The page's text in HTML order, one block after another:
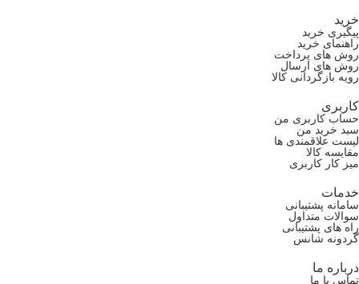
خرید
پیگیری خرید
راهنمای خرید
روش های پرداخت
روش های ارسال
رویه بازگردانی کالا
کاربری
حساب کاربری من
سبد خرید من
لیست علاقمندی ها
مقایسه کالا
میز کار کاربری
خدمات
سامانه پشتیبانی
سوالات متداول
راه های پشتیبانی
گردونه شانس
درباره ما
تماس با ما